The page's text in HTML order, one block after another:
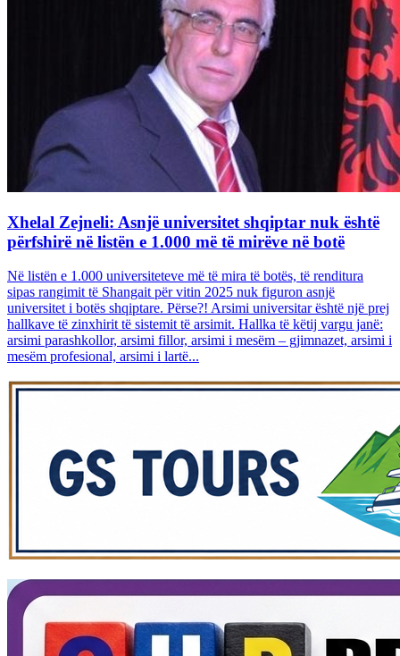
Xhelal Zejneli: Asnjë universitet shqiptar nuk është
përfshirë në listën e 1.000 më të mirëve në botë
Në listën e 1.000 universiteteve më të mira të botës, të renditura
sipas rangimit të Shangait për vitin 2025 nuk figuron asnjë
universitet i botës shqiptare. Përse?! Arsimi universitar është një prej
hallkave të zinxhirit të sistemit të arsimit. Hallka të këtij vargu janë:
arsimi parashkollor, arsimi fillor, arsimi i mesëm – gjimnazet, arsimi i
mesëm profesional, arsimi i lartë...